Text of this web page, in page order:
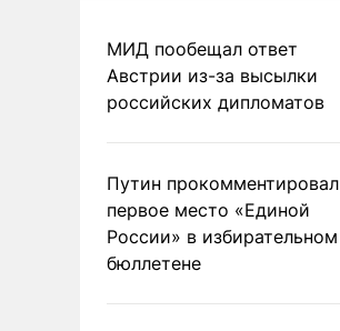
МИД пообещал ответ
Австрии из-за высылки
российских дипломатов
Путин прокомментировал
первое место «Единой
России» в избирательном
бюллетене